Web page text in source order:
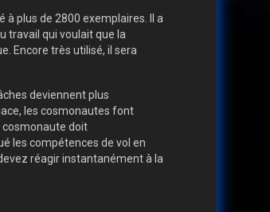
plus de 2800 exemplaires. Il a
travail qui voulait que la
Encore très utilisé, il sera
deviennent plus
les cosmonautes font
cosmonaute doit
les compétences de vol en
réagir instantanément à la